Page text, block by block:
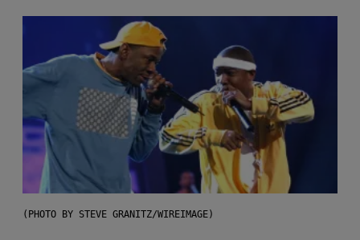
(PHOTO BY STEVE GRANITZ/WIREIMAGE)